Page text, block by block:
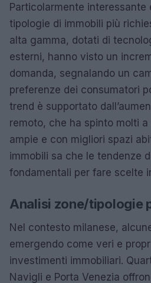
Particolarmente interessante
tipologie di immobili più
alta gamma, dotati di
esterni, hanno visto un
domanda, segnalando un
preferenze dei consumatori
trend è supportato
remoto, che ha spinto molti
ampie e con migliori spazi
immobili sa che le tendenze
fondamentali per fare scelte
Analisi zone/tipologie
Nel contesto milanese,
emergendo come veri e
investimenti immobiliari.
Navigli e Porta Venezia